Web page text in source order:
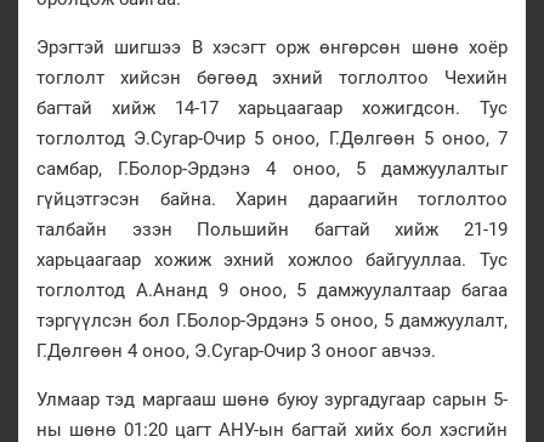
Эрэгтэй шигшээ В хэсэгт орж өнгөрсөн шөнө хоёр
тоглолт хийсэн бөгөөд эхний тоглолтоо Чехийн
багтай хийж 14-17 харьцаагаар хожигдсон. Тус
тоглолтод Э.Сугар-Очир 5 оноо, Г.Дөлгөөн 5 оноо, 7
самбар, Г.Болор-Эрдэнэ 4 оноо, 5 дамжуулалтыг
гүйцэтгэсэн байна. Харин дараагийн тоглолтоо
талбайн эзэн Польшийн багтай хийж 21-19
харьцаагаар хожиж эхний хожлоо байгууллаа. Тус
тоглолтод А.Ананд 9 оноо, 5 дамжуулалтаар багаа
тэргүүлсэн бол Г.Болор-Эрдэнэ 5 оноо, 5 дамжуулалт,
Г.Дөлгөөн 4 оноо, Э.Сугар-Очир 3 оноог авчээ.
Улмаар тэд маргааш шөнө буюу зургадугаар сарын 5-
ны шөнө 01:20 цагт АНУ-ын багтай хийх бол хэсгийн